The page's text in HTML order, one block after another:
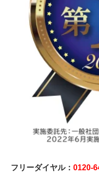
フリーダイヤル：0120-